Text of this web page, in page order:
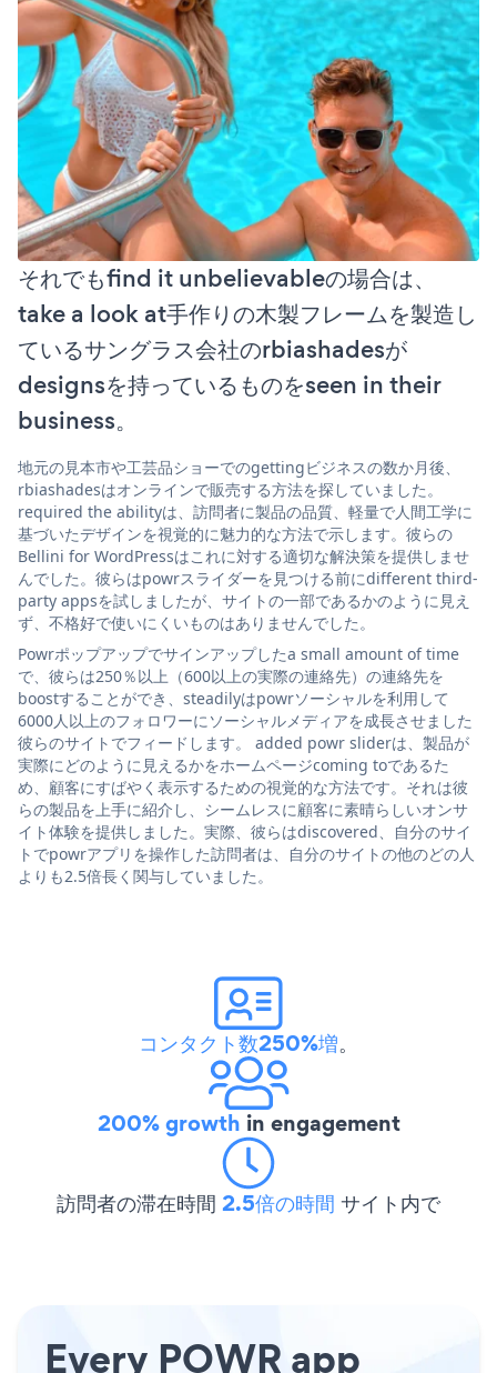
それでもfind it unbelievableの場合は、
take a look at手作りの木製フレームを製造し
ているサングラス会社のrbiashadesが
designsを持っているものをseen in their
business。
地元の見本市や工芸品ショーでのgettingビジネスの数か月後、
rbiashadesはオンラインで販売する方法を探していました。
required the abilityは、訪問者に製品の品質、軽量で人間工学に
基づいたデザインを視覚的に魅力的な方法で示します。彼らの
Bellini for WordPressはこれに対する適切な解決策を提供しませ
んでした。彼らはpowrスライダーを見つける前にdifferent third-
party appsを試しましたが、サイトの一部であるかのように見え
ず、不格好で使いにくいものはありませんでした。
Powrポップアップでサインアップしたa small amount of time
で、彼らは250％以上（600以上の実際の連絡先）の連絡先を
boostすることができ、steadilyはpowrソーシャルを利用して
6000人以上のフォロワーにソーシャルメディアを成長させました
彼らのサイトでフィードします。 added powr sliderは、製品が
実際にどのように見えるかをホームページcoming toであるた
め、顧客にすばやく表示するための視覚的な方法です。それは彼
らの製品を上手に紹介し、シームレスに顧客に素晴らしいオンサ
イト体験を提供しました。実際、彼らはdiscovered、自分のサイ
トでpowrアプリを操作した訪問者は、自分のサイトの他のどの人
よりも2.5倍長く関与していました。
コンタクト数250%増。
200% growth in engagement
訪問者の滞在時間 2.5倍の時間 サイト内で
Every POWR app